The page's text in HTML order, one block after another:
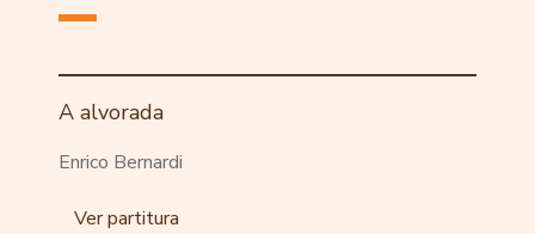
A alvorada
Enrico Bernardi
Ver partitura